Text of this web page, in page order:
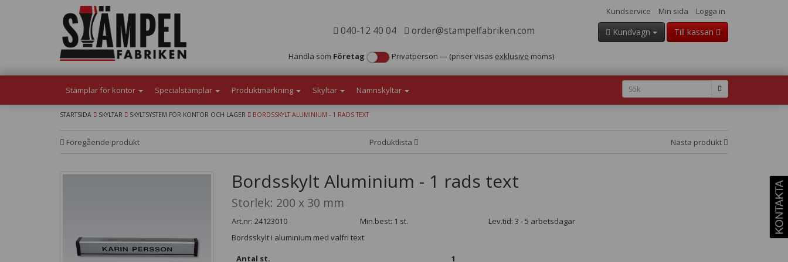
Kundservice Min sida Logga in
040-12 40 04 order@stampelfabriken.com Kundvagn Till kassan
Handla som Företag Privatperson — (priser visas exklusive moms)
Stämplar för kontor Specialstämplar Produktmärkning Skyltar Namnskyltar
STARTSIDA SKYLTAR SKYLTSYSTEM FÖR KONTOR OCH LAGER BORDSSKYLT ALUMINIUM - 1 RADS TEXT
Föregående produkt Produktlista Nästa produkt
Bordsskylt Aluminium - 1 rads text
Storlek: 200 x 30 mm
Art.nr: 24123010 Min.best: 1 st.
Lev.tid: 3 - 5 arbetsdagar
Bordsskylt i aluminium med valfri text.
Antal st.
1